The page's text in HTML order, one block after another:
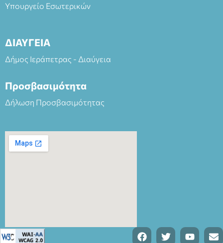
Υπουργείο Εσωτερικών
ΔΙΑΥΓΕΙΑ
Δήμος Ιεράπετρας - Διαύγεια
Προσβασιμότητα
Δήλωση Προσβασιμότητας